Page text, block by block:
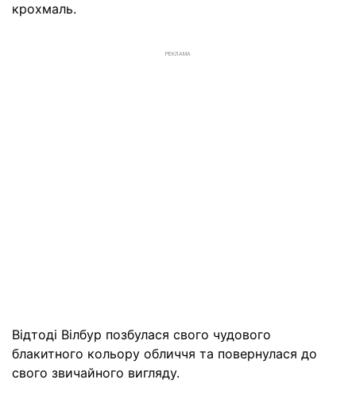
крохмаль.
РЕКЛАМА
Відтоді Вілбур позбулася свого чудового
блакитного кольору обличчя та повернулася до
свого звичайного вигляду.